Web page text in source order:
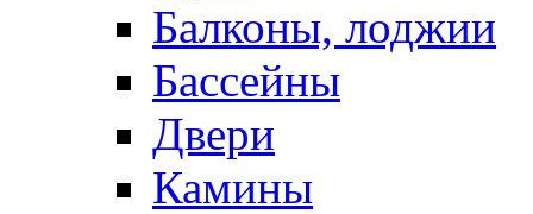
Балконы, лоджии
Бассейны
Двери
Камины